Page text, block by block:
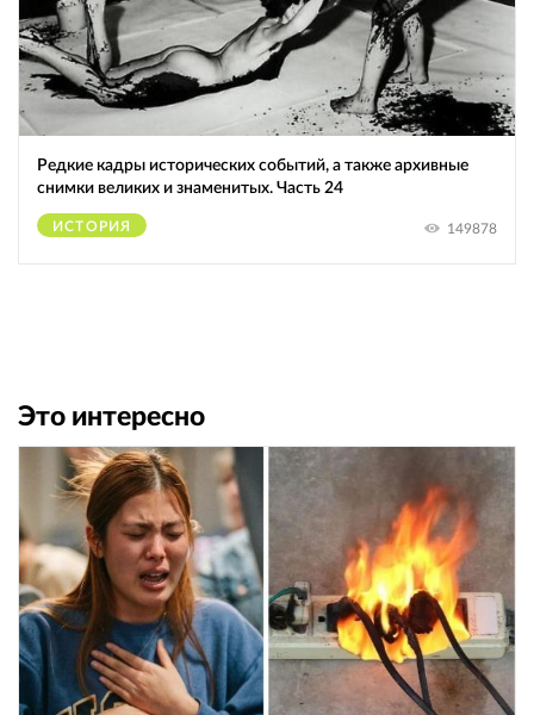
Редкие кадры исторических событий, а также архивные
снимки великих и знаменитых. Часть 24
ИСТОРИЯ 149878
Это интересно